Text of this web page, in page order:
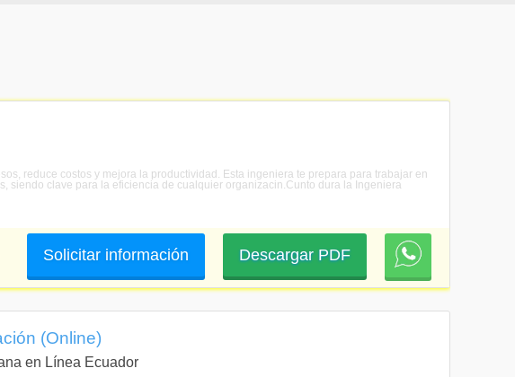
reduce costos y mejora la productividad. Esta ingeniera te prepara para trabajar en
siendo clave para la eficiencia de cualquier organizacin.Cunto dura la Ingeniera
Descargar PDF
Solicitar información
(Online)
en Línea Ecuador